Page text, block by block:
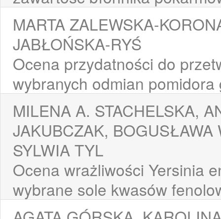
MARTA ZALEWSKA-
JABŁOŃSKA-RYŚ
Ocena przydatności do
wybranych odmian
MILENA A. STACHELSKA,
JAKUBCZAK, BOGUSŁAWA
SYLWIA TYL
Ocena wrażliwości Yersinia
wybrane sole kwasów